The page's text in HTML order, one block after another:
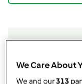
We Care About
We and our313